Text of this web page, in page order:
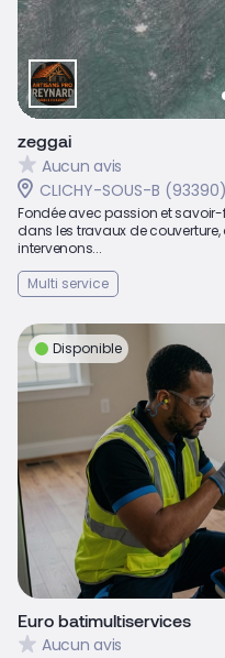
zeggai
Aucun avis
CLICHY-SOUS-B (93390)
Fondée avec passion et savoir-
dans les travaux de couverture,
intervenons...
Multi service
Disponible
Euro batimultiservices
Aucun avis